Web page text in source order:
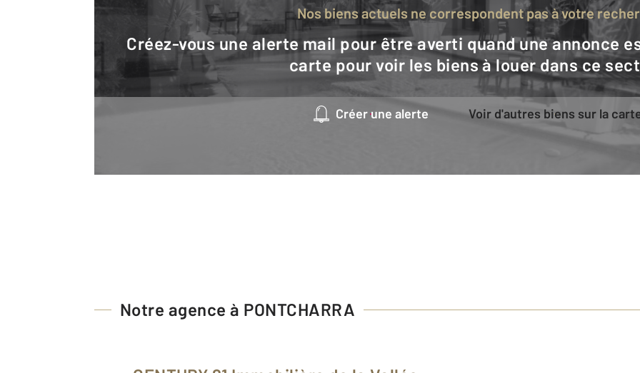
Nos biens actuels ne correspondent pas à votre
Créez-vous une alerte mail pour être averti quand une annonce est en ligne et consultez la
carte pour voir les biens à louer dans ce
Créer une alerte Voir d'autres biens sur la
Notre agence à PONTCHARRA